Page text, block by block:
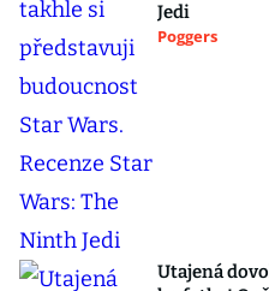
Jedi
Poggers
Utajená